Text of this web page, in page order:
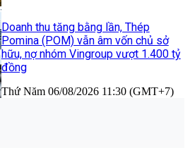
Doanh thu tăng bằng lần, Thép
Pomina (POM) vẫn âm vốn chủ sở
hữu, nợ nhóm Vingroup vượt 1.400 tỷ
đồng
Thứ Năm 06/08/2026 11:30 (GMT+7)